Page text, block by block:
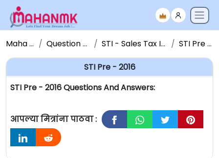
Maha NMK Question Papers STI - Sales Tax Inspector STI Pre - 2016
STI Pre - 2016
STI Pre - 2016 Questions And Answers:
आपल्या मित्रांना पाठवा :